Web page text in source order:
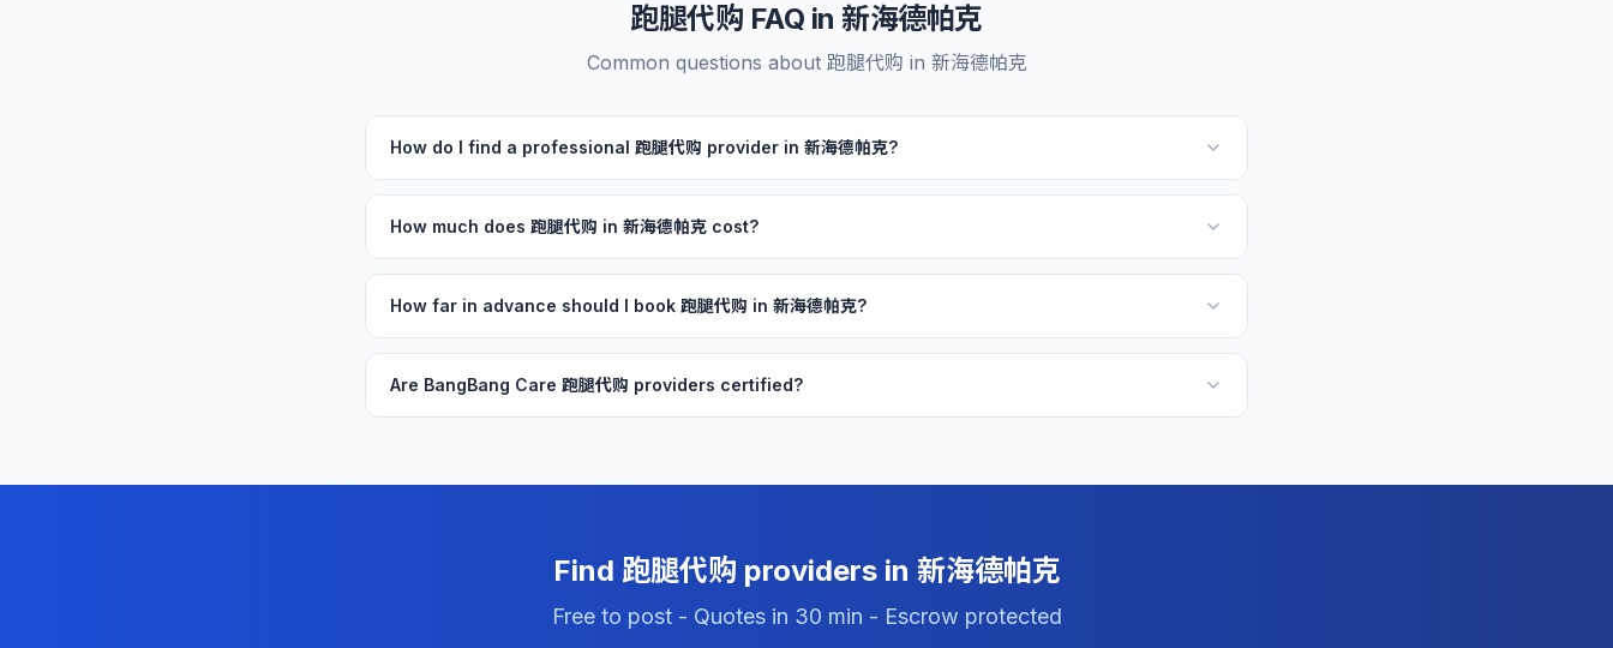
跑腿代购 FAQ in 新海德帕克
Common questions about 跑腿代购 in 新海德帕克
How do I find a professional 跑腿代购 provider in 新海德帕克?
How much does 跑腿代购 in 新海德帕克 cost?
How far in advance should I book 跑腿代购 in 新海德帕克?
Are BangBang Care 跑腿代购 providers certified?
Find 跑腿代购 providers in 新海德帕克
Free to post - Quotes in 30 min - Escrow protected